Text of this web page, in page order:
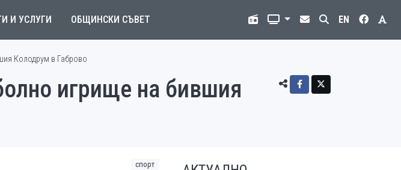
И УСЛУГИ ОБЩИНСКИ СЪВЕТ EN
Колодрум в Габрово
игрище на бившия
спорт